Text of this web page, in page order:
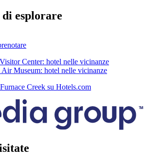
esplorare
Center: hotel nelle vicinanze
Museum: hotel nelle vicinanze
Creek su Hotels.com